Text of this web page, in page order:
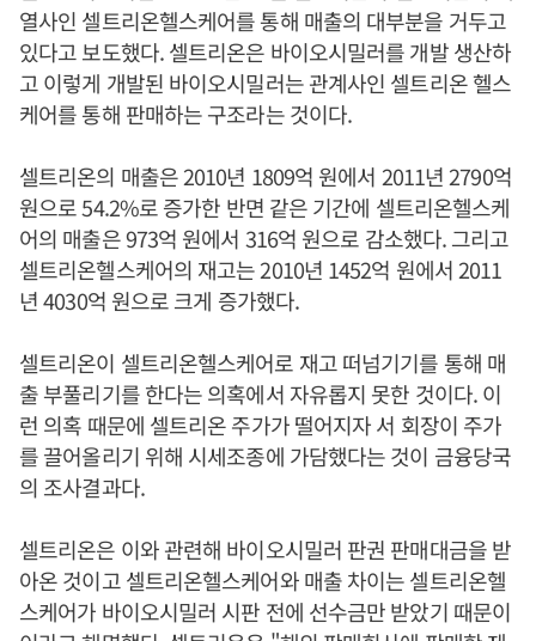
열사인 셀트리온헬스케어를 통해 매출의 대부분을 거두고
있다고 보도했다. 셀트리온은 바이오시밀러를 개발 생산하
고 이렇게 개발된 바이오시밀러는 관계사인 셀트리온 헬스
케어를 통해 판매하는 구조라는 것이다.
셀트리온의 매출은 2010년 1809억 원에서 2011년 2790억
원으로 54.2%로 증가한 반면 같은 기간에 셀트리온헬스케
어의 매출은 973억 원에서 316억 원으로 감소했다. 그리고
셀트리온헬스케어의 재고는 2010년 1452억 원에서 2011
년 4030억 원으로 크게 증가했다.
셀트리온이 셀트리온헬스케어로 재고 떠넘기기를 통해 매
출 부풀리기를 한다는 의혹에서 자유롭지 못한 것이다. 이
런 의혹 때문에 셀트리온 주가가 떨어지자 서 회장이 주가
를 끌어올리기 위해 시세조종에 가담했다는 것이 금융당국
의 조사결과다.
셀트리온은 이와 관련해 바이오시밀러 판권 판매대금을 받
아온 것이고 셀트리온헬스케어와 매출 차이는 셀트리온헬
스케어가 바이오시밀러 시판 전에 선수금만 받았기 때문이